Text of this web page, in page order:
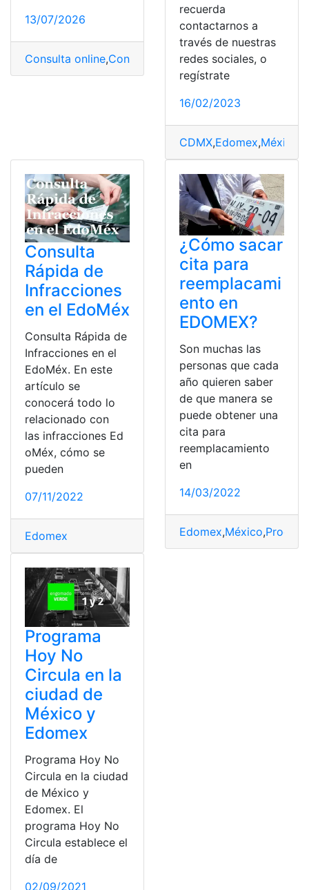
13/07/2026
Consulta online,Consultas Edomex, México,Multas
recuerda
contactarnos a
través de nuestras
redes sociales, o
regístrate
16/02/2023
CDMX,Edomex,México
Consulta
Rápida de
Infracciones
en el EdoMéx
Consulta Rápida de
Infracciones en el
EdoMéx. En este
artículo se
conocerá todo lo
relacionado con
las infracciones Ed
oMéx, cómo se
pueden
07/11/2022
Edomex
¿Cómo sacar
cita para
reemplacami
ento en
EDOMEX?
Son muchas las
personas que cada
año quieren saber
de que manera se
puede obtener una
cita para
reemplacamiento
en
14/03/2022
Edomex,México,Proceso
Programa
Hoy No
Circula en la
ciudad de
México y
Edomex
Programa Hoy No
Circula en la ciudad
de México y
Edomex. El
programa Hoy No
Circula establece el
día de
02/09/2021